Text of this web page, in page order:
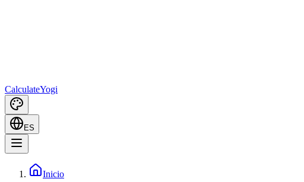
CalculateYogi
ES
Inicio